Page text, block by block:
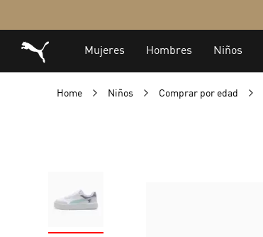
Home Niños Comprar por edad